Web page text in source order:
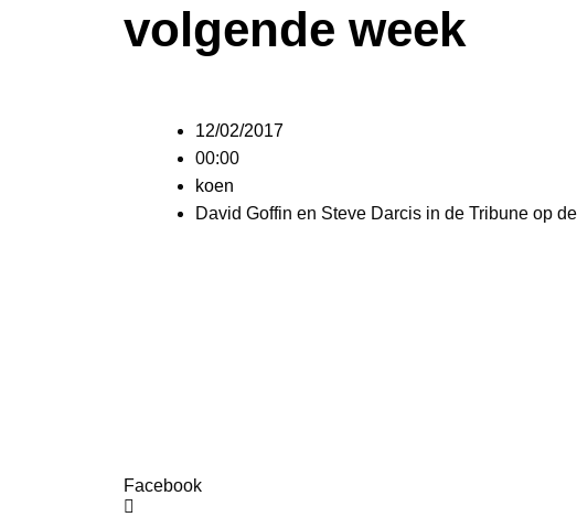
volgende week
12/02/2017
00:00
koen
David Goffin en Steve Darcis in de Tribune op
Facebook